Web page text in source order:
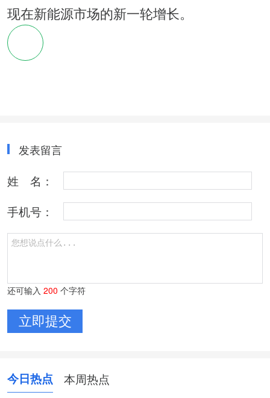
现在新能源市场的新一轮增长。
发表留言
姓 名：
手机号：
还可输入 200 个字符
今日热点 本周热点